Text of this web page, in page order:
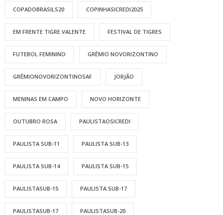
COPADOBRASILS20 COPINHASICREDI2025
EM FRENTE TIGRE VALENTE FESTIVAL DE TIGRES
FUTEBOL FEMININO GRÊMIO NOVORIZONTINO
GRÊMIONOVORIZONTINOSAF JORJÃO
MENINAS EM CAMPO NOVO HORIZONTE
OUTUBRO ROSA PAULISTAOSICREDI
PAULISTA SUB-11 PAULISTA SUB-13
PAULISTA SUB-14 PAULISTA SUB-15
PAULISTASUB-15 PAULISTA SUB-17
PAULISTASUB-17 PAULISTASUB-20